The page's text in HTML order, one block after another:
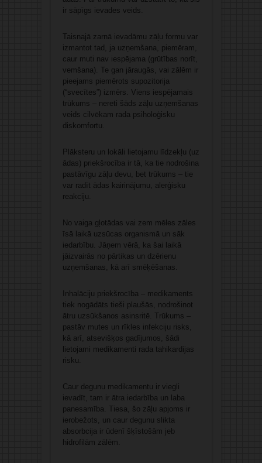
ir sāpīgs ievades veids.
Taisnajā zarnā ievadāmu zāļu formu var
izmantot tad, ja uzņemšana, piemēram,
caur muti nav iespējama (grūtības norīt,
vemšana). Te gan jāraugās, vai zālēm ir
pieejams piemērots supozitorija
(“svecītes”) izmērs. Viens iespējamais
trūkums – nereti šāds zāļu uzņemšanas
veids cilvēkam rada psiholoģisku
diskomfortu.
Plāksteru un lokāli lietojamu līdzekļu (uz
ādas) priekšrocība ir tā, ka tie nodrošina
pastāvīgu zāļu devu, bet trūkums – tie
var radīt ādas kairinājumu, alerģisku
reakciju.
No vaiga gļotādas vai zem mēles zāles
īsā laikā uzsūcas organismā un sāk
iedarbību. Jāņem vērā, ka šai laikā
jāizvairās no pārtikas un dzērienu
uzņemšanas, kā arī smēķēšanas.
Inhalāciju priekšrocība – medikaments
tiek nogādāts tieši plaušās, nodrošinot
ātru uzsūkšanos asinsritē. Trūkums –
pastāv mutes un rīkles infekciju risks,
kā arī, atsevišķos gadījumos, šādi
lietojami medikamenti rada tahikardijas
risku.
Caur degunu medikamentu ir viegli
ievadīt, tam ir ātra iedarbība un laba
panesamība. Tiesa, šo zāļu apjoms ir
ierobežots, un caur degunu slikta
absorbcija ir ūdenī šķīstošām jeb
hidrofilām zālēm.